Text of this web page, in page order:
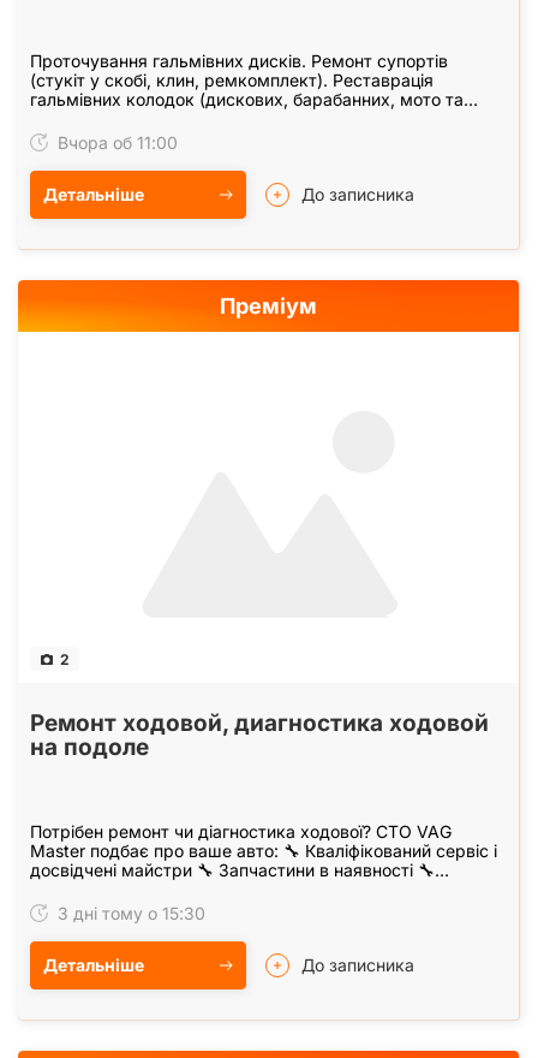
Проточування гальмівних дисків. Ремонт супортів
(стукіт у скобі, клин, ремкомплект). Реставрація
гальмівних колодок (дискових, барабанних, мото та
Вчора об 11:00
Детальніше До записника
2
Ремонт ходовой, диагностика ходовой
на подоле
Потрібен ремонт чи діагностика ходової? СТО VAG
Master подбає про ваше авто: 🔧 Кваліфікований сервіс і
досвідчені майстри 🔧 Запчастини в наявності 🔧
3 дні тому о 15:30
Детальніше До записника
Преміум